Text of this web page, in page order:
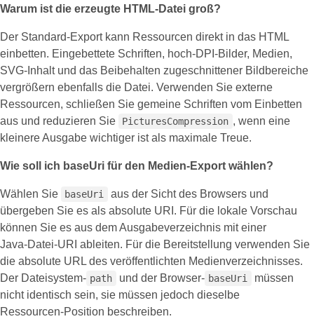
Warum ist die erzeugte HTML‑Datei groß?
Der Standard‑Export kann Ressourcen direkt in das HTML
einbetten. Eingebettete Schriften, hoch‑DPI‑Bilder, Medien,
SVG‑Inhalt und das Beibehalten zugeschnittener Bildbereiche
vergrößern ebenfalls die Datei. Verwenden Sie externe
Ressourcen, schließen Sie gemeine Schriften vom Einbetten
aus und reduzieren Sie
PicturesCompression , wenn eine
kleinere Ausgabe wichtiger ist als maximale Treue.
Wie soll ich baseUri für den Medien‑Export wählen?
Wählen Sie baseUri
aus der Sicht des Browsers und
übergeben Sie es als absolute URI. Für die lokale Vorschau
können Sie es aus dem Ausgabeverzeichnis mit einer
Java‑Datei‑URI ableiten. Für die Bereitstellung verwenden Sie
die absolute URL des veröffentlichten Medienverzeichnisses.
Der Dateisystem‑ path und der Browser‑ baseUri
müssen
nicht identisch sein, sie müssen jedoch dieselbe
Ressourcen‑Position beschreiben.